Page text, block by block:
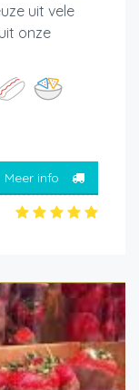
uit vele
onze
Meer info